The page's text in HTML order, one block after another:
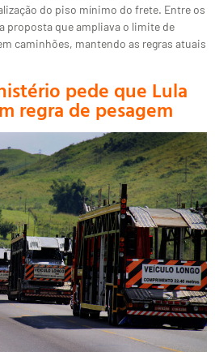
do piso mínimo do frete. Entre os
proposta que ampliava o limite de
caminhões, mantendo as regras atuais
pede que Lula
regra de pesagem